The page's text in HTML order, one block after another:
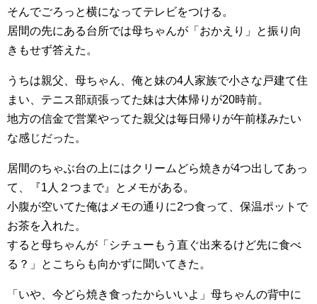
そんでごろっと横になってテレビをつける。
居間の先にある台所では母ちゃんが「おかえり」と振り向
きもせず答えた。
うちは親父、母ちゃん、俺と妹の4人家族で小さな戸建て住
まい、テニス部頑張ってた妹は大体帰りが20時前。
地方の信金で営業やってた親父は毎日帰りが午前様みたい
な感じだった。
居間のちゃぶ台の上にはクリームどら焼きが4つ出してあっ
て、『1人２つまで』とメモがある。
小腹が空いてた俺はメモの通りに2つ食って、保温ポットで
お茶を入れた。
すると母ちゃんが「シチューもう直ぐ出来るけど先に食べ
る？」とこちらも向かずに聞いてきた。
「いや、今どら焼き食ったからいいよ」母ちゃんの背中に